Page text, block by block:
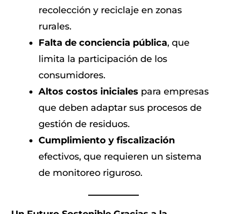
recolección y reciclaje en zonas
rurales.
Falta de conciencia pública, que
limita la participación de los
consumidores.
Altos costos iniciales para empresas
que deben adaptar sus procesos de
gestión de residuos.
Cumplimiento y fiscalización
efectivos, que requieren un sistema
de monitoreo riguroso.